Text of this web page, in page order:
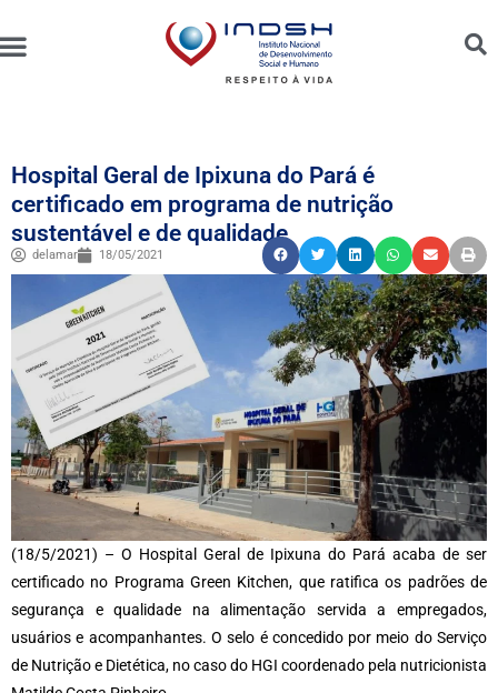
Hospital Geral de Ipixuna do Pará é
certificado em programa de nutrição
sustentável e de qualidade
delamar 18/05/2021
(18/5/2021) – O Hospital Geral de Ipixuna do Pará acaba de ser
certificado no Programa Green Kitchen, que ratifica os padrões de
segurança e qualidade na alimentação servida a empregados,
usuários e acompanhantes. O selo é concedido por meio do Serviço
de Nutrição e Dietética, no caso do HGI coordenado pela nutricionista